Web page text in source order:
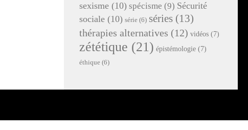
sexisme (10) spécisme (9) Sécurité
sociale (10) série (6) séries (13)
thérapies alternatives (12) vidéos (7)
zététique (21) épistémologie (7)
éthique (6)